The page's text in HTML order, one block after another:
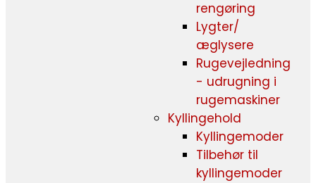
rengøring
Lygter/
æglysere
Rugevejledning
- udrugning i
rugemaskiner
Kyllingehold
Kyllingemoder
Tilbehør til
kyllingemoder